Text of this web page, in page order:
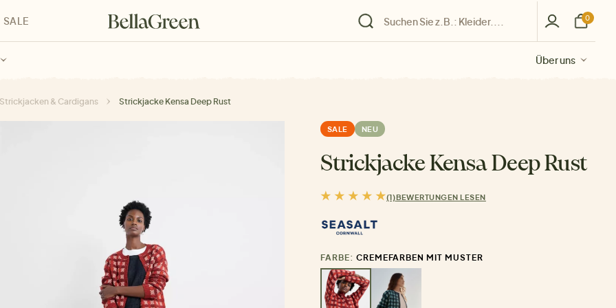
Über uns
Über uns
Über uns
für Kinder Über uns
SALE
Über uns
0
Strickjacken & Cardigans Strickjacke Kensa Deep Rust
SALE NEU
Strickjacke Kensa Deep Rust
(1)BEWERTUNGEN LESEN
FARBE: CREMEFARBEN MIT MUSTER